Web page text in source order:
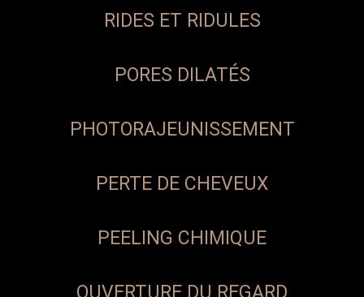
RIDES ET RIDULES
PORES DILATÉS
PHOTORAJEUNISSEMENT
PERTE DE CHEVEUX
PEELING CHIMIQUE
OUVERTURE DU REGARD